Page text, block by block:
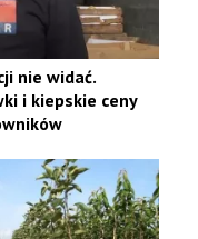
nie widać.
i kiepskie ceny